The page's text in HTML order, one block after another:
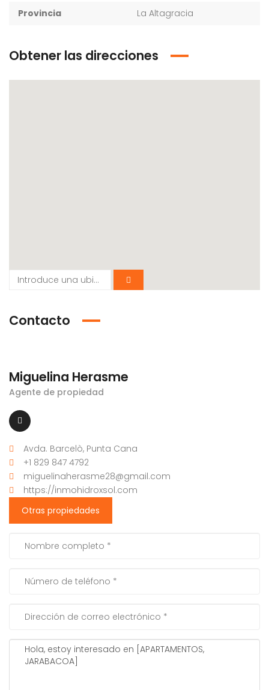
Provincia
La Altagracia
Obtener las direcciones
Contacto
Miguelina Herasme
Agente de propiedad
Avda. Barcelò, Punta Cana
+1 829 847 4792
miguelinaherasme28@gmail.com
https://inmohidroxsol.com
Otras propiedades